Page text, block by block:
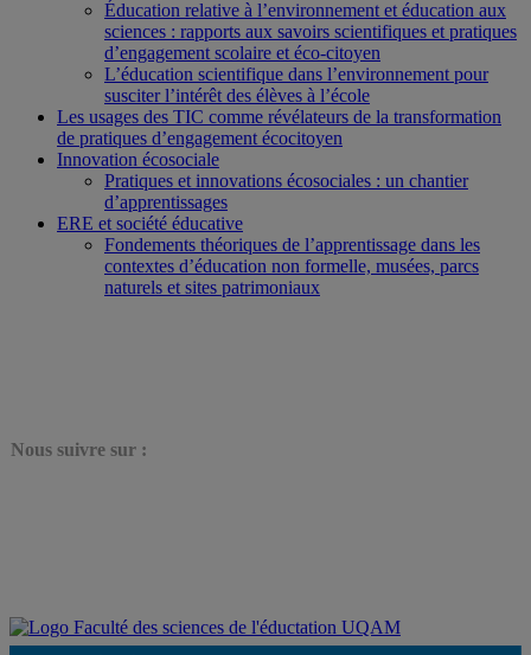
Éducation relative à l’environnement et éducation aux
sciences : rapports aux savoirs scientifiques et pratiques
d’engagement scolaire et éco-citoyen
L’éducation scientifique dans l’environnement pour
susciter l’intérêt des élèves à l’école
Les usages des TIC comme révélateurs de la transformation
de pratiques d’engagement écocitoyen
Innovation écosociale
Pratiques et innovations écosociales : un chantier
d’apprentissages
ERE et société éducative
Fondements théoriques de l’apprentissage dans les
contextes d’éducation non formelle, musées, parcs
naturels et sites patrimoniaux
Nous suivre sur :